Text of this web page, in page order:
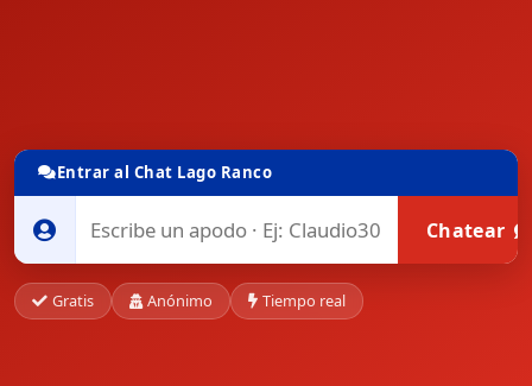
Entrar al Chat Lago Ranco
Chatear
Gratis Anónimo Tiempo real